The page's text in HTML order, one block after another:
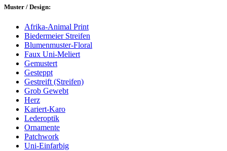
Muster / Design:
Afrika-Animal Print
Biedermeier Streifen
Blumenmuster-Floral
Faux Uni-Meliert
Gemustert
Gesteppt
Gestreift (Streifen)
Grob Gewebt
Herz
Kariert-Karo
Lederoptik
Ornamente
Patchwork
Uni-Einfarbig